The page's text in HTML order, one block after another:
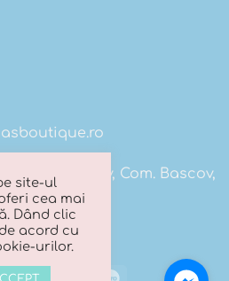
Sat. Bascov, Com. Bascov,
MasterCard Maestro
site-ul
cea mai
Dând clic
acord cu
urilor.